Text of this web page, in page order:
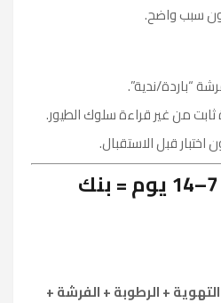
سبب واضح.
“باردة/ندية”.
ثابت من غير قراءة سلوك الطيور.
قبل الاستقبال.
3) التحضين: أول 7–14 يوم = بنك
التهوية + الرطوبة + الفرشة +